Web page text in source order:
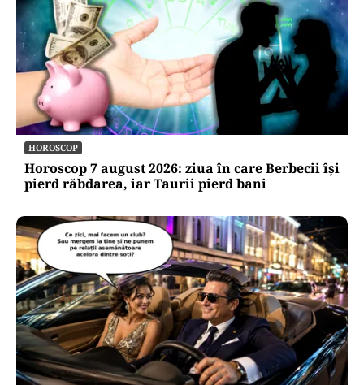
HOROSCOP
Horoscop 7 august 2026: ziua în care Berbecii își
pierd răbdarea, iar Taurii pierd bani